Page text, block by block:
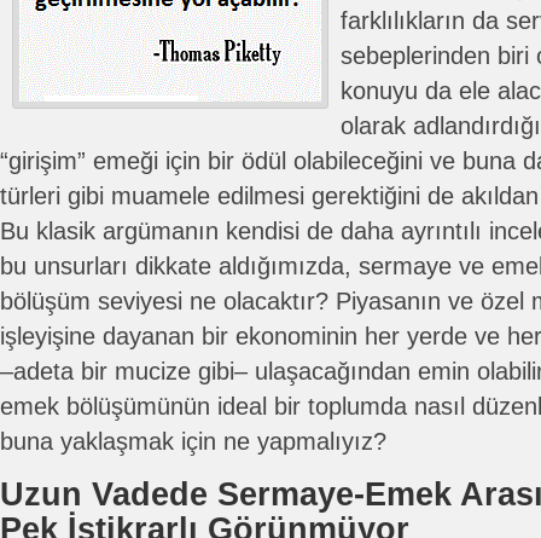
farklılıkların da
sebeplerinden biri
konuyu da ele
olarak
“girişim” emeği için bir ödül olabileceğini ve buna
türleri gibi muamele edilmesi gerektiğini de
Bu klasik argümanın kendisi de daha ayrıntılı
bu unsurları dikkate aldığımızda, sermaye ve
bölüşüm seviyesi ne olacaktır? Piyasanın ve özel
işleyişine dayanan bir ekonominin her yerde ve
–adeta bir mucize gibi– ulaşacağından emin
emek bölüşümünün ideal bir toplumda nasıl
buna yaklaşmak için ne yapmalıyız?
Uzun Vadede Sermaye-Emek
Pek İstikrarlı Görünmüyor